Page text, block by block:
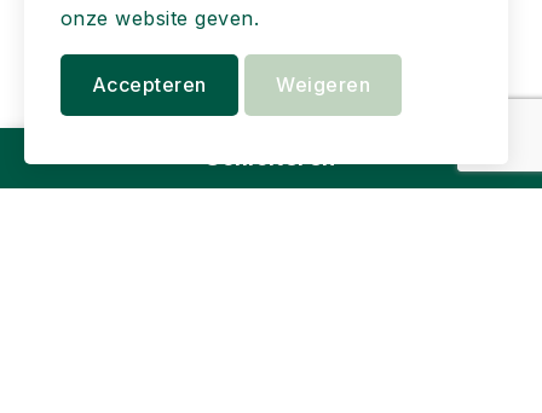
onze website geven.
Accepteren Weigeren